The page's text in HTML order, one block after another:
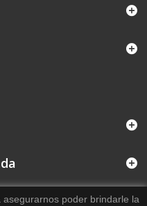
asegurarnos poder brindarle la